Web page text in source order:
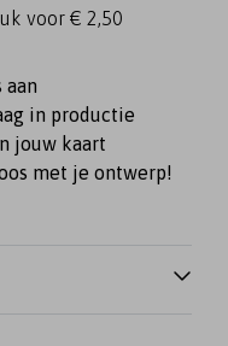
voor € 2,50
aan
in productie
jouw kaart
met je ontwerp!